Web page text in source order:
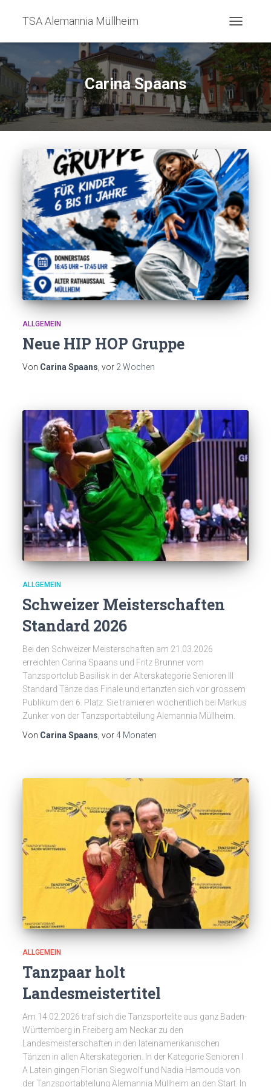
TSA Alemannia Müllheim
Carina Spaans
ALLGEMEIN
Neue HIP HOP Gruppe
Von Carina Spaans , vor 2 Wochen
ALLGEMEIN
Schweizer Meisterschaften
Standard 2026
Bei den Schweizer Meisterschaften am 21.03.2026
erreichten Carina Spaans und Fritz Brunner vom
Tanzsportclub Basilisk in der Alterskategorie Senioren III
Standard Tänze das Finale und ertanzten sich vor grossem
Publikum den 6. Platz. Sie trainieren wöchentlich bei Markus
Zunker von der Tanzsportabteilung Alemannia Müllheim.
Von Carina Spaans , vor4 Monaten
ALLGEMEIN
Tanzpaar holt
Landesmeistertitel
Am 14.02.2026 traf sich die Tanzsportelite aus ganz Baden-
Württemberg in Freiberg am Neckar zu den
Landesmeisterschaften in den lateinamerikanischen
Tänzen in allen Alterskategorien. In der Kategorie Senioren I
A Latein gingen Florian Siegwolf und Nadia Hamouda von
der Tanzsportabteilung Alemannia Müllheim an den Start. In